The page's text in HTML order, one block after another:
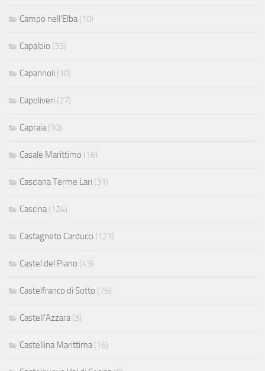
Campo nell'Elba (10)
Capalbio (33)
Capannoli (10)
Capoliveri (27)
Capraia (10)
Casale Marittimo (16)
Casciana Terme Lari (31)
Cascina (124)
Castagneto Carducci (121)
Castel del Piano (43)
Castelfranco di Sotto (75)
Castell'Azzara (3)
Castellina Marittima (16)